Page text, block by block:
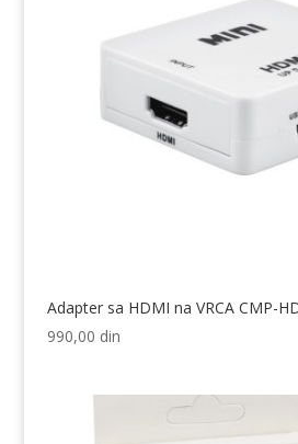
Adapter sa HDMI na VRCA CMP-
990,00 din